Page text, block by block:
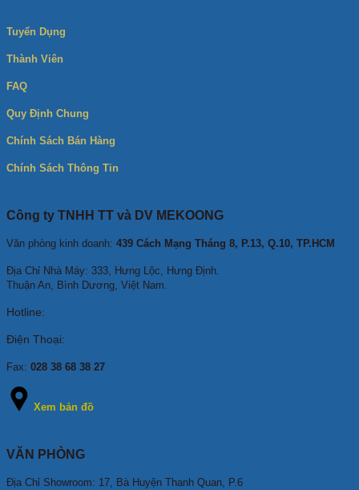
Tuyển Dụng
Thành Viên
FAQ
Quy Định Chung
Chính Sách Bán Hàng
Chính Sách Thông Tin
Công ty TNHH TT và DV MEKOONG
Văn phòng kinh doanh: 439 Cách Mạng Tháng 8, P.13, Q.10, TP.HCM
Địa Chỉ Nhà Máy: 333, Hưng Lộc, Hưng Định.
Thuận An, Bình Dương, Việt Nam.
Hotline:
Điện Thoại:
Fax: 028 38 68 38 27
Xem bản đồ
VĂN PHÒNG
Địa Chỉ Showroom: 17, Bà Huyện Thanh Quan, P.6